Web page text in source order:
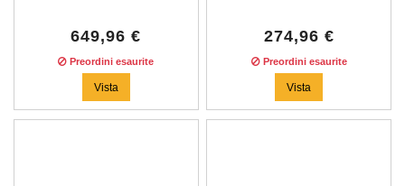
649,96 €
Preordini esaurite
Vista
274,96 €
Preordini esaurite
Vista